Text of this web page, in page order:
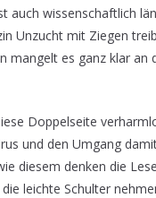
auch wissenschaftlich
Unzucht mit Ziegen
mangelt es ganz klar an
Doppelseite
und den Umgang
diesem denken die
leichte Schulter